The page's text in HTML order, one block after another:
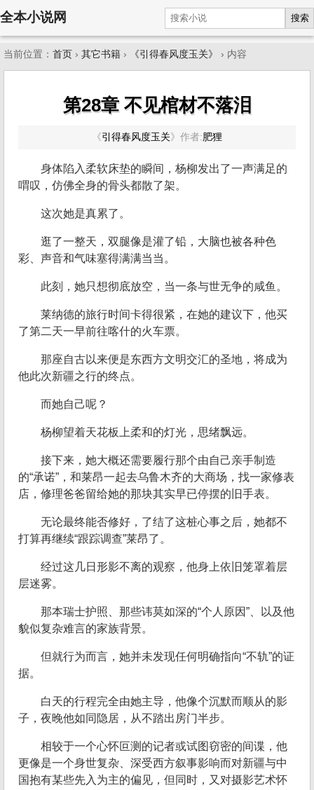
全本小说网 搜索
当前位置： 首页 › 其它书籍 › 《引得春风度玉关》 › 内容
第28章 不见棺材不落泪
《引得春风度玉关》 作者:肥狸
身体陷入柔软床垫的瞬间，杨柳发出了一声满足的
喟叹，仿佛全身的骨头都散了架。
这次她是真累了。
逛了一整天，双腿像是灌了铅，大脑也被各种色
彩、声音和气味塞得满满当当。
此刻，她只想彻底放空，当一条与世无争的咸鱼。
莱纳德的旅行时间卡得很紧，在她的建议下，他买
了第二天一早前往喀什的火车票。
那座自古以来便是东西方文明交汇的圣地，将成为
他此次新疆之行的终点。
而她自己呢？
杨柳望着天花板上柔和的灯光，思绪飘远。
接下来，她大概还需要履行那个由自己亲手制造
的“承诺”，和莱昂一起去乌鲁木齐的大商场，找一家修表
店，修理爸爸留给她的那块其实早已停摆的旧手表。
无论最终能否修好，了结了这桩心事之后，她都不
打算再继续“跟踪调查”莱昂了。
经过这几日形影不离的观察，他身上依旧笼罩着层
层迷雾。
那本瑞士护照、那些讳莫如深的“个人原因”、以及他
貌似复杂难言的家族背景。
但就行为而言，她并未发现任何明确指向“不轨”的证
据。
白天的行程完全由她主导，他像个沉默而顺从的影
子，夜晚他如同隐居，从不踏出房门半步。
相较于一个心怀叵测的记者或试图窃密的间谍，他
更像是一个身世复杂、深受西方叙事影响而对新疆与中
国抱有某些先入为主的偏见，但同时，又对摄影艺术怀